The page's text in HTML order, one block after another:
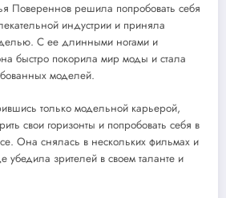
Повереннов решила попробовать себя
индустрии и приняла
С ее длинными ногами и
быстро покорила мир моды и стала
моделей.
только модельной карьерой,
свои горизонты и попробовать себя в
Она снялась в нескольких фильмах и
убедила зрителей в своем таланте и